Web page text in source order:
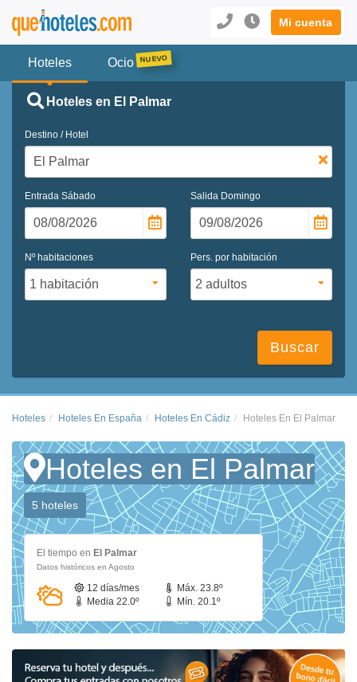
Mi cuenta
Hoteles Ocio
Hoteles en El Palmar
Destino / Hotel
Entrada Sábado Salida Domingo
Nº habitaciones Pers. por habitación
Buscar
Hoteles Hoteles En España Hoteles En Cádiz Hoteles En El Palmar
Hoteles en El Palmar
5 hoteles
El tiempo en El Palmar
Datos históricos en Agosto
12 días/mes
Máx. 23.8º
Media 22.0º
Mín. 20.1º